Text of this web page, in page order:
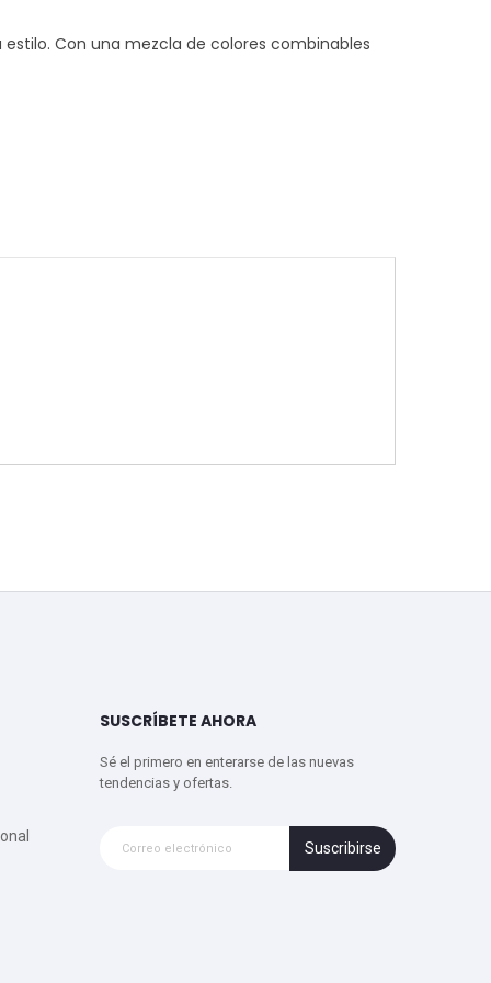
Con una mezcla de colores combinables
SUSCRÍBETE AHORA
Sé el primero en enterarse de las nuevas
tendencias y ofertas.
Suscribirse